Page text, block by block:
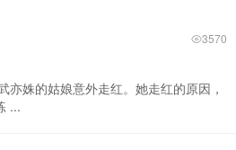
3570
亦姝的姑娘意外走红。她走红的原因，
...